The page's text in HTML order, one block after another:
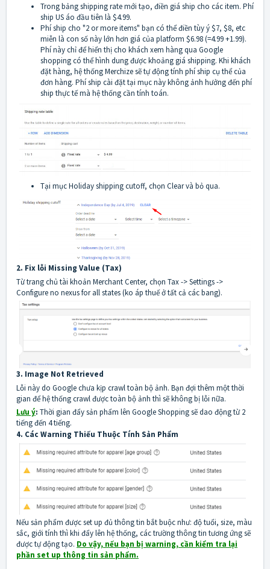
Trong bảng shipping rate mới tạo, điền giá ship cho các item. Phí
ship US áo đầu tiên là $4.99.
Phí ship cho "2 or more items" bạn có thể điền tùy ý $7, $8, etc
miễn là con số này lớn hơn giá của platform $6.98 (=4.99 +1.99).
Phí này chỉ để hiển thị cho khách xem hàng qua Google
shopping có thể hình dung được khoảng giá shipping. Khi khách
đặt hàng, hệ thống Merchize sẽ tự động tính phí ship cụ thể của
đơn hàng. Phí ship cài đặt tại mục này không ảnh hưởng đến phí
ship thực tế mà hệ thống cần tính toán.
Tại mục Holiday shipping cutoff, chọn Clear và bỏ qua.
2. Fix lỗi Missing Value (Tax)
Từ trang chủ tài khoản Merchant Center, chọn Tax -> Settings ->
Configure no nexus for all states (ko áp thuế ở tất cả các bang).
3. Image Not Retrieved
Lỗi này do Google chưa kịp crawl toàn bộ ảnh. Bạn đợi thêm một thời
gian để hệ thống crawl được toàn bộ ảnh thì sẽ không bị lỗi nữa.
Lưu ý: Thời gian đẩy sản phẩm lên Google Shopping sẽ dao động từ 2
tiếng đến 4 tiếng.
4. Các Warning Thiếu Thuộc Tính Sản Phẩm
Nếu sản phẩm được set up đủ thông tin bắt buộc như: độ tuổi, size, màu
sắc, giới tính thì khi đẩy lên hệ thống, các trường thông tin tương ứng sẽ
được tự động tạo. Do vậy, nếu bạn bị warning, cần kiểm tra lại
phần set up thông tin sản phẩm.